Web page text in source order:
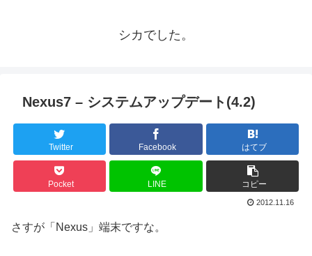
シカでした。
Nexus7 – システムアップデート(4.2)
Twitter Facebook はてブ
Pocket LINE コピー
2012.11.16
さすが「Nexus」端末ですな。